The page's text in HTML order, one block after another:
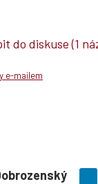
do diskuse(1
e-mailem